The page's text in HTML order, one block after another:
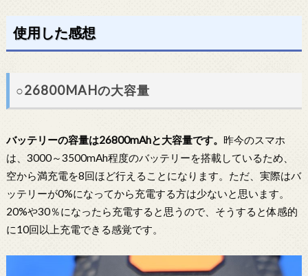
使用した感想
○26800MAHの大容量
バッテリーの容量は26800mAhと大容量です。 昨今のスマホ
は、3000～3500mAh程度のバッテリーを搭載しているため、
空から満充電を8回ほど行えることになります。ただ、実際はバ
ッテリーが0%になってから充電する方は少ないと思います。
20%や30％になったら充電すると思うので、そうすると体感的
に10回以上充電できる感覚です。